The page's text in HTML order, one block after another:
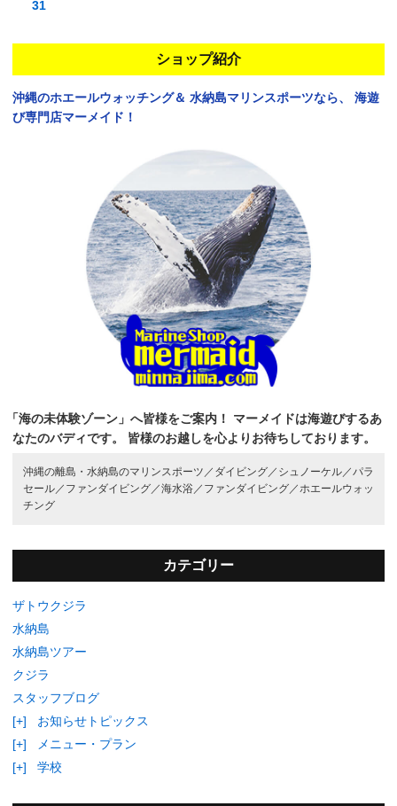
31
ショップ紹介
沖縄のホエールウォッチング＆ 水納島マリンスポーツなら、
海遊
び専門店マーメイド！
「海の未体験ゾーン」へ皆様をご案内！
マーメイドは海遊びするあ
なたのバディです。
皆様のお越しを心よりお待ちしております。
沖縄の離島・水納島のマリンスポーツ／ ダイビング／ シュノーケル／ パラ
セール／ ファンダイビング／海水浴／ ファンダイビング／ ホエールウォッ
チング
カテゴリー
ザトウクジラ
水納島
水納島ツアー
クジラ
スタッフブログ
[+]
お知らせトピックス
[+]
メニュー・プラン
[+]
学校